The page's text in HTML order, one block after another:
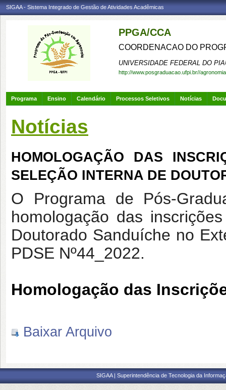
SIGAA - Sistema Integrado de Gestão de Atividades Acadêmicas
PPGA/CCA
COORDENACAO DO
UNIVERSIDADE FEDERAL DO
http://www.posgraduacao.ufpi.br//agronomia
Programa Ensino Calendário Processos Seletivos Notícias
Notícias
HOMOLOGAÇÃO DAS
SELEÇÃO INTERNA DE
O Programa de Pós-
homologação das
Doutorado Sanduíche no
PDSE Nº44_2022.
Homologação das
Baixar Arquivo
SIGAA | Superintendência de Tecnologia da